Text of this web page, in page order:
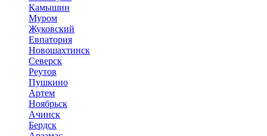
Камышин
Муром
Жуковский
Евпатория
Новошахтинск
Северск
Реутов
Пушкино
Артем
Ноябрьск
Ачинск
Бердск